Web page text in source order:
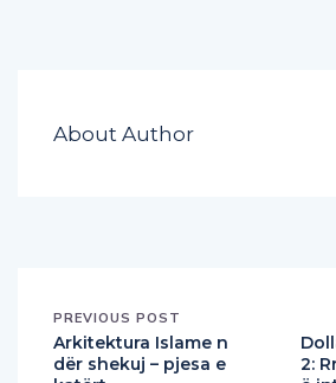
About Author
PREVIOUS POST
Arkitektura Islame n
dër shekuj – pjesa e
2: